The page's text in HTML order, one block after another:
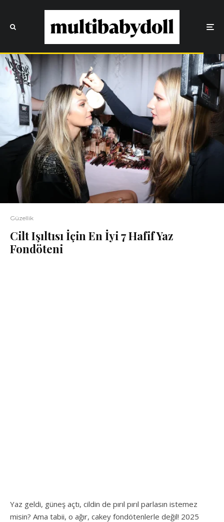
Güzellik
Cilt Işıltısı İçin En İyi 7 Hafif Yaz
Fondöteni
Yaz geldi, güneş açtı, cildin de pırıl pırıl parlasın istemez
misin? Ama tabii, o ağır, cakey fondötenlerle değil! 2025